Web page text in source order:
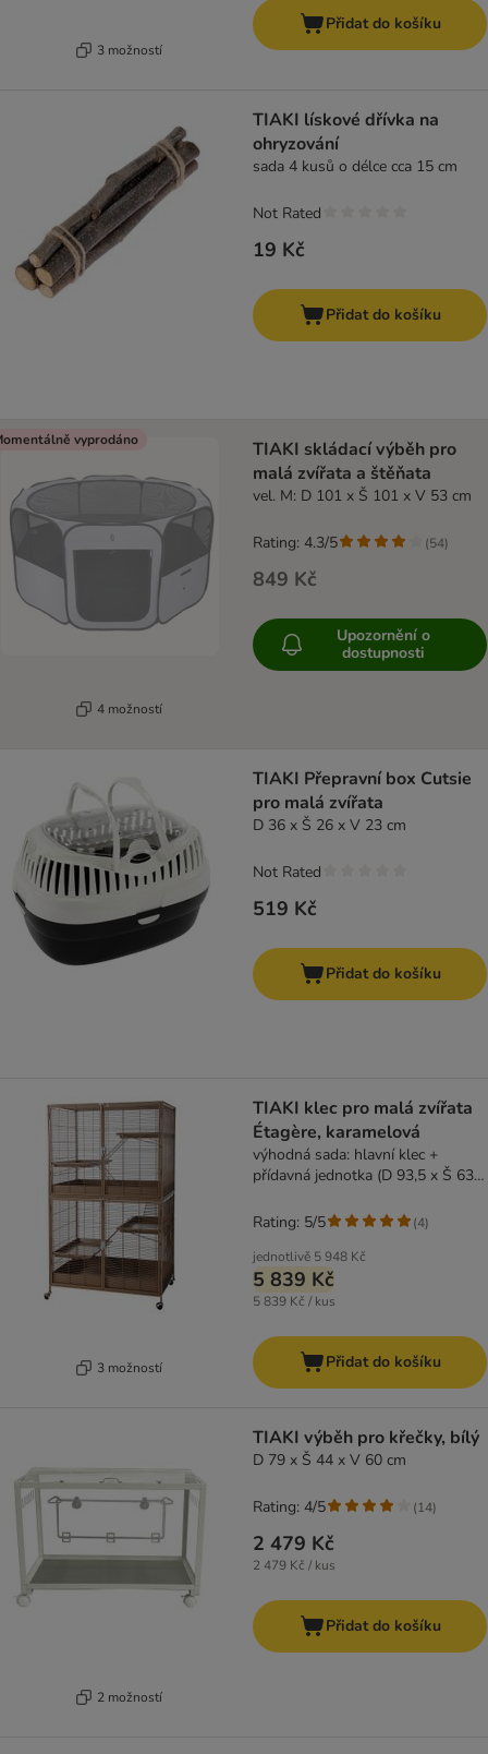
3 možností
Přidat do košíku
TIAKI lískové dřívka na
ohryzování
sada 4 kusů o délce cca 15 cm
19 Kč
Not Rated
Přidat do košíku
vyprodáno
4 možností
TIAKI skládací výběh pro
malá zvířata a štěňata
vel. M: D 101 x Š 101 x V 53 cm
849 Kč
Rating: 4.3/5 (54)
Upozornění o
dostupnosti
TIAKI Přepravní box Cutsie
pro malá zvířata
D 36 x Š 26 x V 23 cm
519 Kč
Not Rated
Přidat do košíku
3 možností
TIAKI klec pro malá zvířata
Étagère, karamelová
výhodná sada: hlavní klec +
přídavná jednotka (D 93,5 x Š 63 x
jednotlivě 5 948 Kč
5 839 Kč
5 839 Kč / kus
Rating: 5/5 (4)
Přidat do košíku
2 možností
TIAKI výběh pro křečky, bílý
D 79 x Š 44 x V 60 cm
2 479 Kč
2 479 Kč / kus
Rating: 4/5 (14)
Přidat do košíku